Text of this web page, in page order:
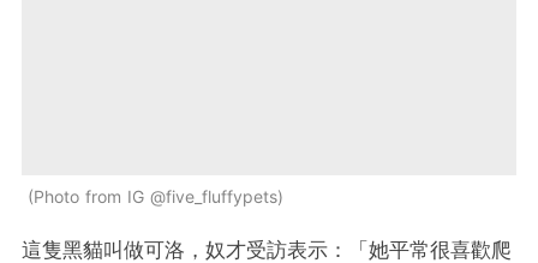
Photo from IG @five_fluffypets
這隻黑貓叫做可洛，奴才受訪表示：「她平常很喜歡爬